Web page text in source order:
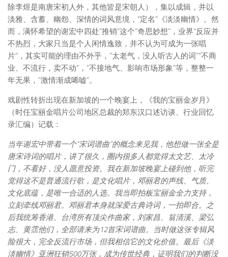
除李煜是南唐宋初人外，其他皆是宋朝人），集以成辑，并以
淡雅、含蓄、幽怨、深情的词风意境，“定名”《淡淡幽情》。然
而，满怀希望的谢宏中四处“推销”这个“奇思妙想”，业界“反应并
不热烈，大家只当是个人闲情逸致，并不认为可成为一张唱
片”，其实可能的理由不外乎，“太老气，没人听古人的词”“不商
业、不流行，卖不动”，“不接地气、影响市场形象”等，整整一
年无果，“激情渐成唏嘘”。
戏剧性转折出现在新加坡的一个晚宴上，《我的宝丽金岁月》
（时任宝丽金唱片公司地区总裁的郑东汉口述访谈、行业回忆
录汇编）记载：
当年谢宏中带着一个“宋词谱曲”的概念来见我，他想做一张全是
唐宋诗词的唱片，讲了很久，圈内很多人都觉得太文艺、太冷
门，不看好，没人愿意投资。我在新加坡晚宴上碰到他，听完
觉得这不是普通流行歌，是文化唱片，邓丽君的声线、气质、
文化底蕴，是唯一合适的人选。我当即拍板宝丽金全力支持，
立刻牵线邓丽君。邓丽君本身就深爱古典诗词，一拍即合。之
后我统筹香港、台湾所有顶尖作曲家，刘家昌、翁清溪、梁弘
志、黄霑他们，全部请来为12首宋词谱曲。当时做这张专辑风
险很大，完全反流行市场，但我相信它的文化价值。最后《淡
淡幽情》亚洲狂销500万张，成为传世经典，证明我们的判断没